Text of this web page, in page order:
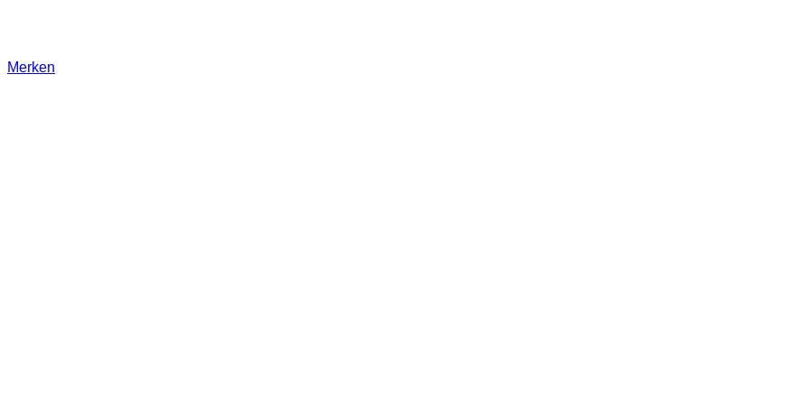
Merken